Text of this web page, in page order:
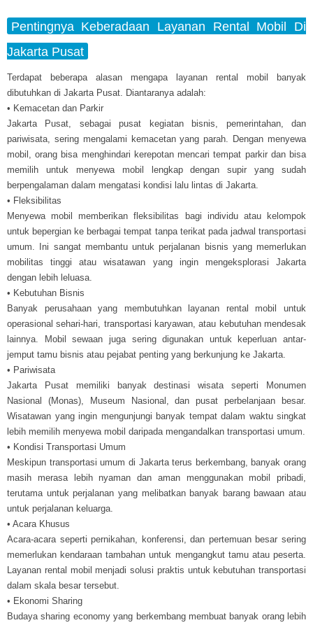
Pentingnya Keberadaan Layanan Rental Mobil Di
Jakarta Pusat
Terdapat beberapa alasan mengapa layanan rental mobil banyak
dibutuhkan di Jakarta Pusat. Diantaranya adalah:
• Kemacetan dan Parkir
Jakarta Pusat, sebagai pusat kegiatan bisnis, pemerintahan, dan
pariwisata, sering mengalami kemacetan yang parah. Dengan menyewa
mobil, orang bisa menghindari kerepotan mencari tempat parkir dan bisa
memilih untuk menyewa mobil lengkap dengan supir yang sudah
berpengalaman dalam mengatasi kondisi lalu lintas di Jakarta.
• Fleksibilitas
Menyewa mobil memberikan fleksibilitas bagi individu atau kelompok
untuk bepergian ke berbagai tempat tanpa terikat pada jadwal transportasi
umum. Ini sangat membantu untuk perjalanan bisnis yang memerlukan
mobilitas tinggi atau wisatawan yang ingin mengeksplorasi Jakarta
dengan lebih leluasa.
• Kebutuhan Bisnis
Banyak perusahaan yang membutuhkan layanan rental mobil untuk
operasional sehari-hari, transportasi karyawan, atau kebutuhan mendesak
lainnya. Mobil sewaan juga sering digunakan untuk keperluan antar-
jemput tamu bisnis atau pejabat penting yang berkunjung ke Jakarta.
• Pariwisata
Jakarta Pusat memiliki banyak destinasi wisata seperti Monumen
Nasional (Monas), Museum Nasional, dan pusat perbelanjaan besar.
Wisatawan yang ingin mengunjungi banyak tempat dalam waktu singkat
lebih memilih menyewa mobil daripada mengandalkan transportasi umum.
• Kondisi Transportasi Umum
Meskipun transportasi umum di Jakarta terus berkembang, banyak orang
masih merasa lebih nyaman dan aman menggunakan mobil pribadi,
terutama untuk perjalanan yang melibatkan banyak barang bawaan atau
untuk perjalanan keluarga.
• Acara Khusus
Acara-acara seperti pernikahan, konferensi, dan pertemuan besar sering
memerlukan kendaraan tambahan untuk mengangkut tamu atau peserta.
Layanan rental mobil menjadi solusi praktis untuk kebutuhan transportasi
dalam skala besar tersebut.
• Ekonomi Sharing
Budaya sharing economy yang berkembang membuat banyak orang lebih